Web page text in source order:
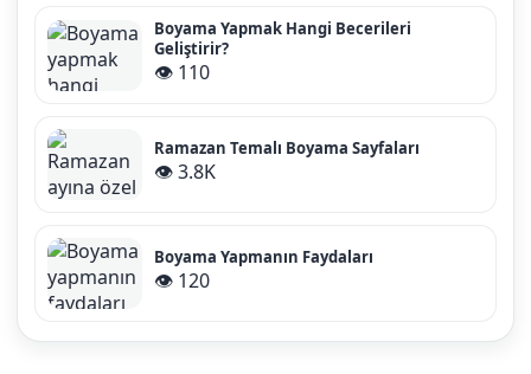
Boyama Yapmak Hangi Becerileri
Geliştirir?
👁️ 110
Ramazan Temalı Boyama Sayfaları
👁️ 3.8K
Boyama Yapmanın Faydaları
👁️ 120